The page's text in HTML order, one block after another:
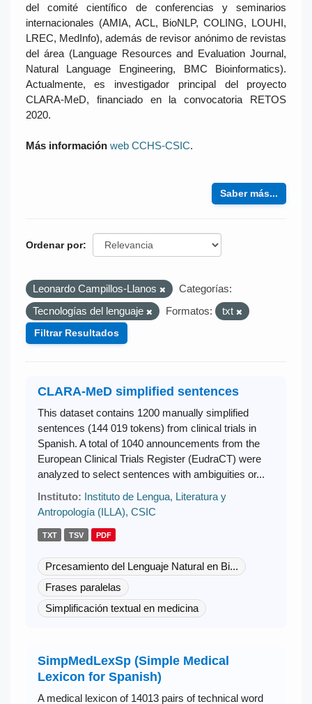
del comité científico de conferencias y seminarios
internacionales (AMIA, ACL, BioNLP, COLING, LOUHI,
LREC, MedInfo), además de revisor anónimo de revistas
del área (Language Resources and Evaluation Journal,
Natural Language Engineering, BMC Bioinformatics).
Actualmente, es investigador principal del proyecto
CLARA-MeD, financiado en la convocatoria RETOS
2020.
Más información web CCHS-CSIC.
Saber más...
Ordenar por
Leonardo Campillos-Llanos
Categorías:
Tecnologías del lenguaje
Formatos: txt
Filtrar Resultados
CLARA-MeD simplified sentences
This dataset contains 1200 manually simplified
sentences (144 019 tokens) from clinical trials in
Spanish. A total of 1040 announcements from the
European Clinical Trials Register (EudraCT) were
analyzed to select sentences with ambiguities or...
Instituto: Instituto de Lengua, Literatura y
Antropología (ILLA), CSIC
TXT TSV PDF
Prcesamiento del Lenguaje Natural en Bi...
Frases paralelas
Simplificación textual en medicina
SimpMedLexSp (Simple Medical
Lexicon for Spanish)
A medical lexicon of 14013 pairs of technical word